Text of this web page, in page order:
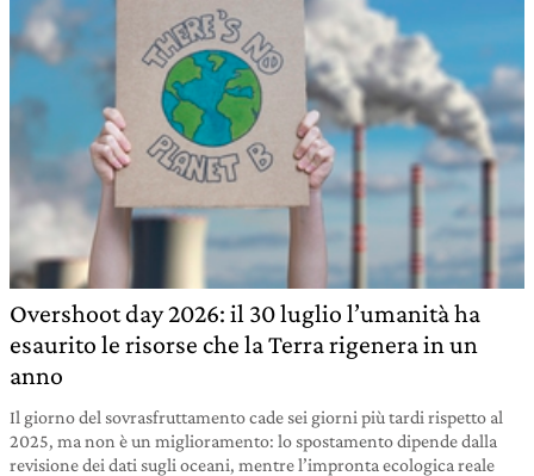
Overshoot day 2026: il 30 luglio l’umanità ha
esaurito le risorse che la Terra rigenera in un
anno
Il giorno del sovrasfruttamento cade sei giorni più tardi rispetto al
2025, ma non è un miglioramento: lo spostamento dipende dalla
revisione dei dati sugli oceani, mentre l’impronta ecologica reale